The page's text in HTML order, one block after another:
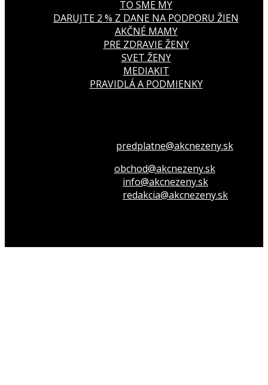
TO SME MY
DARUJTE 2 % Z DANE NA PODPORU ŽIEN
AKČNÉ MAMY
PRE ZDRAVIE ŽENY
SVET ŽENY
MEDIAKIT
PRAVIDLÁ A PODMIENKY
predplatne@akcnezeny.sk
obchod@akcnezeny.sk
info@akcnezeny.sk
redakcia@akcnezeny.sk